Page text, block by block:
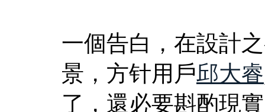
一個告白，在設計
景，方针用戶邱大睿
了，還必要斟酌現